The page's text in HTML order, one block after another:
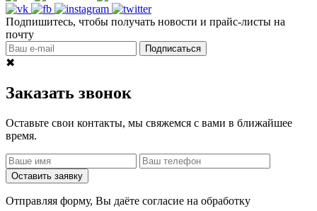
Подпишитесь, чтобы получать новости и прайс-листы на
почту
Подписаться
✖
Заказать звонок
Оставьте свои контакты, мы свяжемся с вами в ближайшее
время.
Оставить заявку
Отправляя форму, Вы даёте согласие на обработку